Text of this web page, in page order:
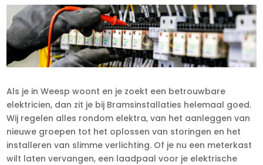
Als je in Weesp woont en je zoekt een betrouwbare
elektricien, dan zit je bij Bramsinstallaties helemaal goed.
Wij regelen alles rondom elektra, van het aanleggen van
nieuwe groepen tot het oplossen van storingen en het
installeren van slimme verlichting. Of je nu een meterkast
wilt laten vervangen, een laadpaal voor je elektrische